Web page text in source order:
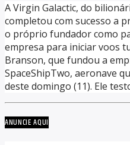
A Virgin Galactic, do
completou com sucesso a
o próprio fundador como
empresa para iniciar voos
Branson, que fundou a
SpaceShipTwo, aeronave
deste domingo (11). Ele
ANUNCIE AQUI